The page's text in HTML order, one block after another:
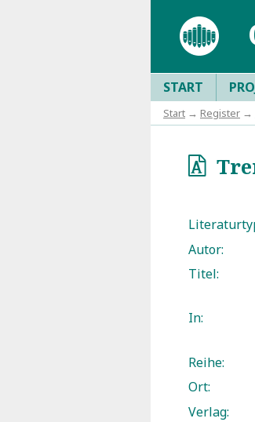
START
Start → Register →
o
Autor:
Titel:
In:
Reihe:
Ort:
Verlag: